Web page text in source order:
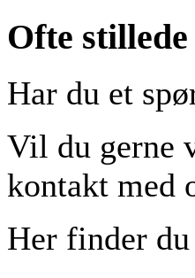
Ofte
Har du et
Vil du gerne
kontakt med
Her finder